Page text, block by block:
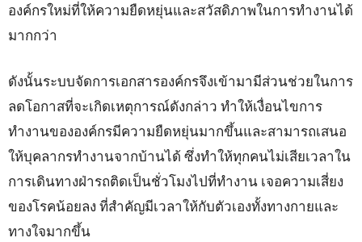
องค์กรใหม่ที่ให้ความยืดหยุ่นและสวัสดิภาพในการทำงานได้
มากกว่า
ดังนั้นระบบจัดการเอกสารองค์กรจึงเข้ามามีส่วนช่วยในการ
ลดโอกาสที่จะเกิดเหตุการณ์ดังกล่าว ทำให้เงื่อนไขการ
ทำงานขององค์กรมีความยืดหยุ่นมากขึ้นและสามารถเสนอ
ให้บุคลากรทำงานจากบ้านได้ ซึ่งทำให้ทุกคนไม่เสียเวลาใน
การเดินทางฝ่ารถติดเป็นชั่วโมงไปที่ทำงาน เจอความเสี่ยง
ของโรคน้อยลง ที่สำคัญมีเวลาให้กับตัวเองทั้งทางกายและ
ทางใจมากขึ้น